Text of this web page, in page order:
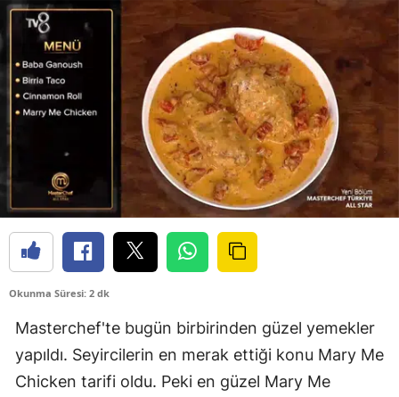
Okunma Süresi: 2 dk
Masterchef'te bugün birbirinden güzel yemekler
yapıldı. Seyircilerin en merak ettiği konu Mary Me
Chicken tarifi oldu. Peki en güzel Mary Me